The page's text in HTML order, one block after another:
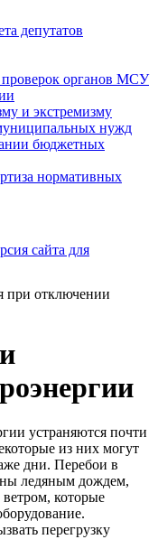
депутатов
проверок органов МСУ
и экстремизму
нужд
бюджетных
нормативных
сайта для
при отключении
устраняются почти
из них могут
дни. Перебои в
ледяным дождем,
которые
перегрузку